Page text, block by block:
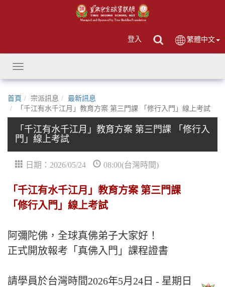
登入 繁體中文
Toggle
navigation
首頁 宗派訊息
最新訊息
「千江有水千江月」教育方案 第三門課 「修行入門」線上考試
「千江有水千江月」教育方案 第三門課 「修行入
門」線上考試
日期：2026/05/24 08:00(台灣時間)
「千江有水千江月」教育方案 第三門課
「修行入門」線上考試
阿彌陀佛，全球真佛弟子大家好！
正式開放報考「真佛入門」課程證書
請學員於台灣時間2026年5月24日 - 星期日